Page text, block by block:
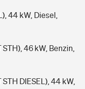
44 kW, Diesel,
46 kW, Benzin,
DIESEL), 44 kW,